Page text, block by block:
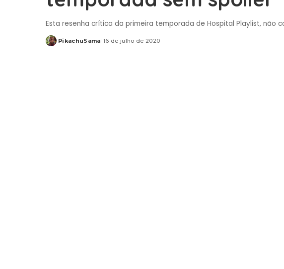
Esta resenha crítica da primeira temporada de Hospital Playlist, não
Posted
PikachuSama 16 de julho de 2020